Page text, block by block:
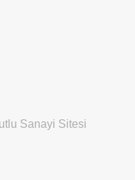
Sanayi Sitesi